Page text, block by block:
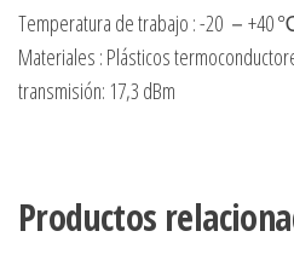
Temperatura de trabajo : -20 －+40
Materiales : Plásticos
transmisión: 17,3 dBm
Productos